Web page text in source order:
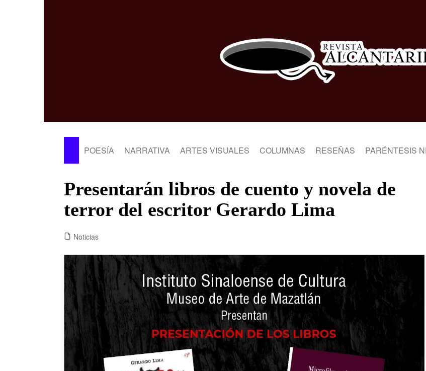
POESÍA NARRATIVA ARTES VISUALES COLUMNAS RESEÑAS PARÉNTESIS
Presentarán libros de cuento y novela de
terror del escritor Gerardo Lima
Noticias